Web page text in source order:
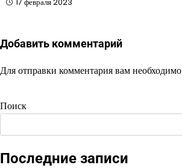
17 февраля 2023
Добавить комментарий
Для отправки комментария вам необходимо
Поиск
Последние записи